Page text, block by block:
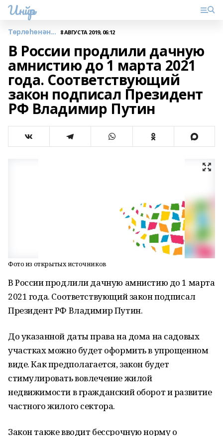
Инйәр
Төрлөһөнән... 8 АВГУСТА 2019, 06:12
В России продлили дачную
амнистию до 1 марта 2021
года. Соответствующий
закон подписал Президент
РФ Владимир Путин
Фото из открытых источников
В России продлили дачную амнистию до 1 марта
2021 года. Соответствующий закон подписал
Президент РФ Владимир Путин.
До указанной даты права на дома на садовых
участках можно будет оформить в упрощенном
виде. Как предполагается, закон будет
стимулировать вовлечение жилой
недвижимости в гражданский оборот и развитие
частного жилого сектора.
Закон также вводит бессрочную норму о